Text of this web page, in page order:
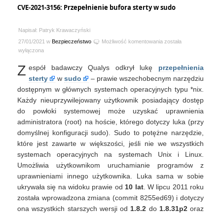
CVE-2021-3156: Przepełnienie bufora sterty w sudo
Napisał: Patryk Krawaczyński
27/01/2021 w Bezpieczeństwo Możliwość komentowania CVE-
Przepełnienie
bufora
sudo
została
wyłączona
Z espół badawczy Qualys odkrył lukę przepełnienia
sterty
w sudo
– prawie wszechobecnym narzędziu
dostępnym w głównych systemach operacyjnych typu *nix.
Każdy nieuprzywilejowany użytkownik posiadający dostęp
do powłoki systemowej może uzyskać uprawnienia
administratora (root) na hoście, którego dotyczy luka (przy
domyślnej konfiguracji sudo). Sudo to potężne narzędzie,
które jest zawarte w większości, jeśli nie we wszystkich
systemach operacyjnych na systemach Unix i Linux.
Umożliwia użytkownikom uruchamianie programów z
uprawnieniami innego użytkownika. Luka sama w sobie
ukrywała się na widoku prawie od 10 lat. W lipcu 2011 roku
została wprowadzona zmiana (commit 8255ed69) i dotyczy
ona wszystkich starszych wersji od 1.8.2 do 1.8.31p2oraz